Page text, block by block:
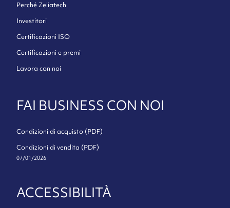
Perché Zeliatech
Investitori
Certificazioni ISO
Certificazioni e premi
Lavora con noi
FAI BUSINESS CON NOI
Condizioni di acquisto (PDF)
Condizioni di vendita (PDF)
07/01/2026
ACCESSIBILITÀ